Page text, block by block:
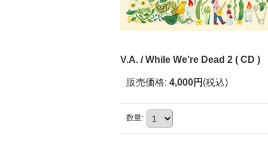
V.A. / While We’re Dead 2 ( CD )
販売価格: 4,000円 (税込)
数量: